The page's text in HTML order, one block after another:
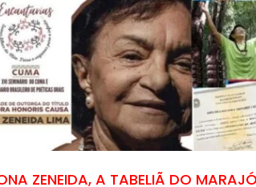
ZENEIDA, A TABELIÃ DO